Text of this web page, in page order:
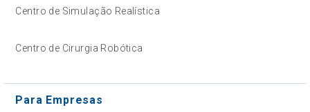
Centro de Simulação Realística
Centro de Cirurgia Robótica
Para Empresas